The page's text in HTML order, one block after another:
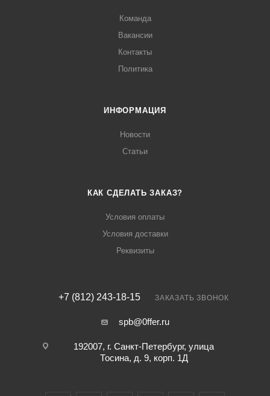
Команда
Вакансии
Контакты
Политика
ИНФОРМАЦИЯ
Новости
Статьи
КАК СДЕЛАТЬ ЗАКАЗ?
Условия оплаты
Условия доставки
Реквизиты
+7 (812) 243-18-15 ЗАКАЗАТЬ ЗВОНОК
spb@0ffer.ru
192007, г. Санкт-Петербург, улица
Тосина, д. 9, корп. 1Д